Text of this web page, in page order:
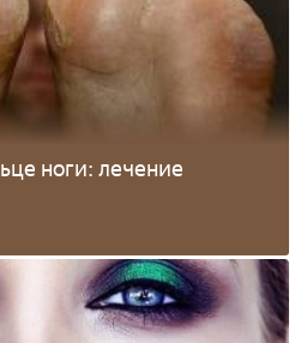
ноги: лечение